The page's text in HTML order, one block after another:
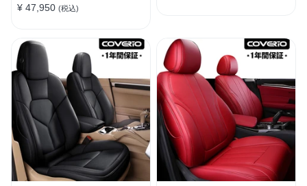
¥ 47,950 (税込)